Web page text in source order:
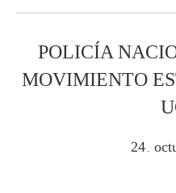
POLICÍA
MOVIMIENTO
24 .